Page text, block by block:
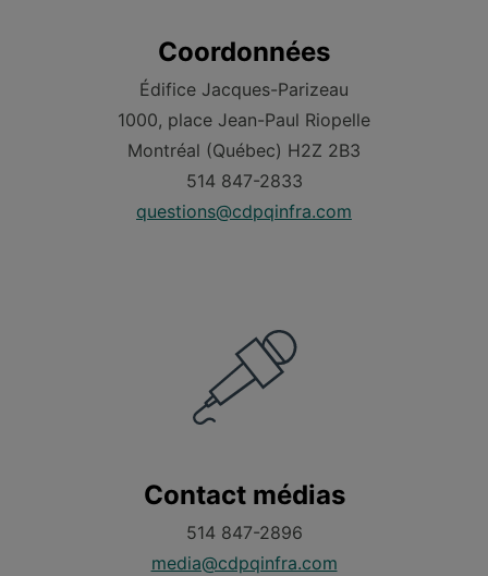
Coordonnées
Édifice Jacques-Parizeau
1000, place Jean-Paul Riopelle
Montréal (Québec) H2Z 2B3
514 847-2833
questions@cdpqinfra.com
Contact médias
514 847-2896
media@cdpqinfra.com